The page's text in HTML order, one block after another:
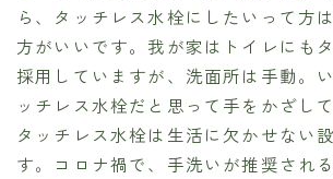
ら、タッチレス水栓にしたいって方
方がいいです。我が家はトイレにも
採用していますが、洗面所は手動。
ッチレス水栓だと思って手をかざし
タッチレス水栓は生活に欠かせない
す。コロナ禍で、手洗いが推奨され